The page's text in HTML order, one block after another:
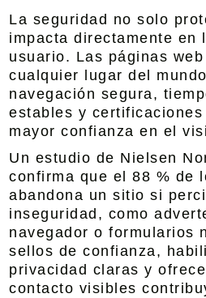
La seguridad no solo
impacta directamente en
usuario. Las páginas
cualquier lugar del
navegación segura,
estables y
mayor confianza en el
Un estudio de Nielsen
confirma que el 88 % de
abandona un sitio si
inseguridad, como
navegador o formularios
sellos de confianza,
privacidad claras y
contacto visibles